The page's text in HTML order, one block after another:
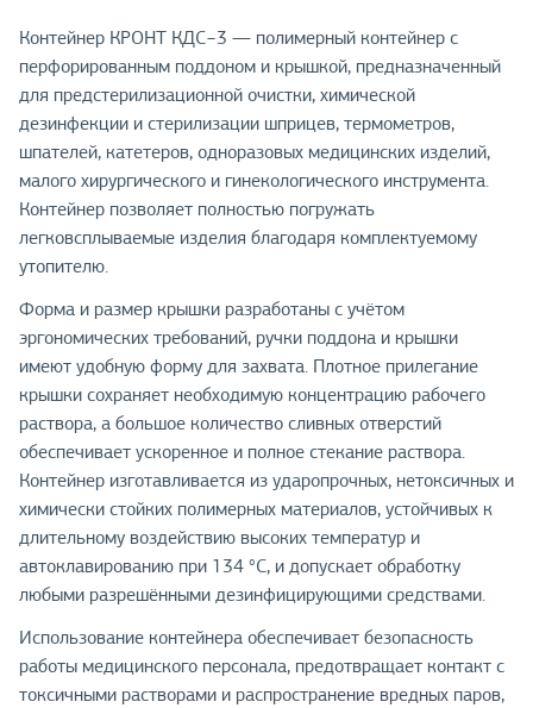
Контейнер КРОНТ КДС−3 — полимерный контейнер с
перфорированным поддоном и крышкой, предназначенный
для предстерилизационной очистки, химической
дезинфекции и стерилизации шприцев, термометров,
шпателей, катетеров, одноразовых медицинских изделий,
малого хирургического и гинекологического инструмента.
Контейнер позволяет полностью погружать
легковсплываемые изделия благодаря комплектуемому
утопителю.
Форма и размер крышки разработаны с учётом
эргономических требований, ручки поддона и крышки
имеют удобную форму для захвата. Плотное прилегание
крышки сохраняет необходимую концентрацию рабочего
раствора, а большое количество сливных отверстий
обеспечивает ускоренное и полное стекание раствора.
Контейнер изготавливается из ударопрочных, нетоксичных и
химически стойких полимерных материалов, устойчивых к
длительному воздействию высоких температур и
автоклавированию при 134 °С, и допускает обработку
любыми разрешёнными дезинфицирующими средствами.
Использование контейнера обеспечивает безопасность
работы медицинского персонала, предотвращает контакт с
токсичными растворами и распространение вредных паров,